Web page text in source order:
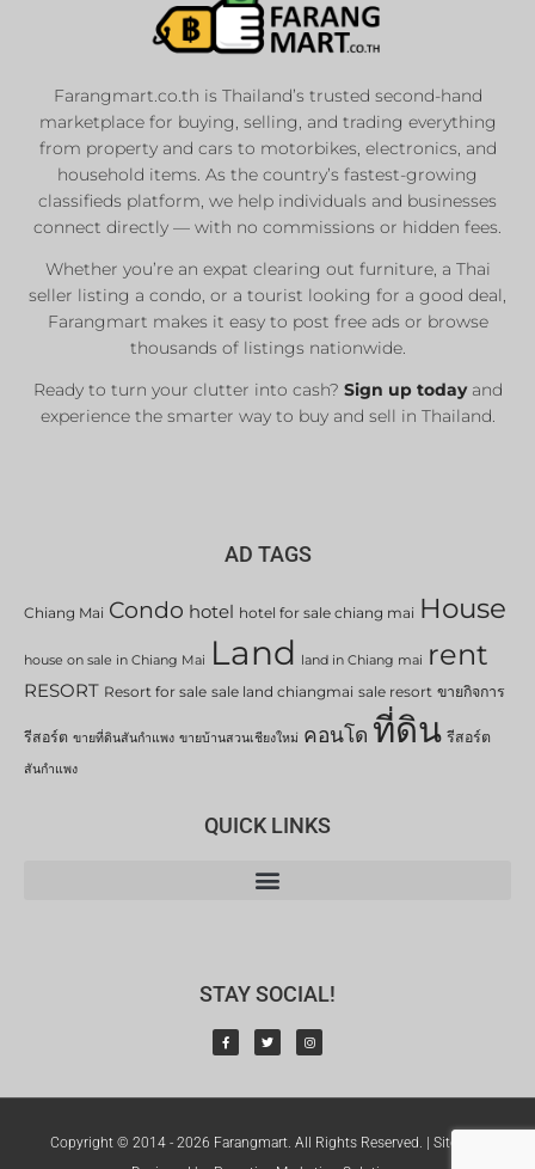
List Your
Properties
Private Sellers
Real Estate Agents
Sale & Rent
List Now
Farangmart.co.th is Thailand’s trusted second-hand
marketplace for buying, selling, and trading everything
from property and cars to motorbikes, electronics, and
household items. As the country’s fastest-growing
classifieds platform, we help individuals and businesses
connect directly — with no commissions or hidden fees.
Whether you’re an expat clearing out furniture, a Thai
seller listing a condo, or a tourist looking for a good deal,
Farangmart makes it easy to post free ads or browse
thousands of listings nationwide.
Ready to turn your clutter into cash? Sign up todayand
experience the smarter way to buy and sell in Thailand.
AD TAGS
Chiang Mai Condo hotel hotel for sale chiang mai House
house on sale in Chiang Mai Land land in Chiang mai rent
RESORT Resort for sale sale land chiangmai sale resort ขายกิจการ
รีสอร์ต ขายที่ดินสันกำแพง ขายบ้านสวนเชียงใหม่ คอนโด ที่ดิน รีสอร์ต
สันกำแพง
QUICK LINKS
STAY SOCIAL!
Copyright © 2014 - 2026 Farangmart. All Rights Reserved. | Sitemap